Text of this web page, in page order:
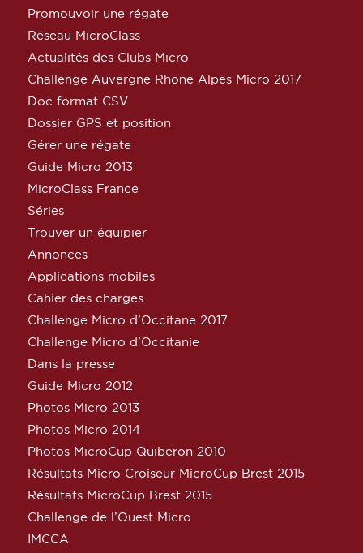
Promouvoir une régate
Réseau MicroClass
Actualités des Clubs Micro
Challenge Auvergne Rhone Alpes Micro 2017
Doc format CSV
Dossier GPS et position
Gérer une régate
Guide Micro 2013
MicroClass France
Séries
Trouver un équipier
Annonces
Applications mobiles
Cahier des charges
Challenge Micro d’Occitane 2017
Challenge Micro d’Occitanie
Dans la presse
Guide Micro 2012
Photos Micro 2013
Photos Micro 2014
Photos MicroCup Quiberon 2010
Résultats Micro Croiseur MicroCup Brest 2015
Résultats MicroCup Brest 2015
Challenge de l’Ouest Micro
IMCCA